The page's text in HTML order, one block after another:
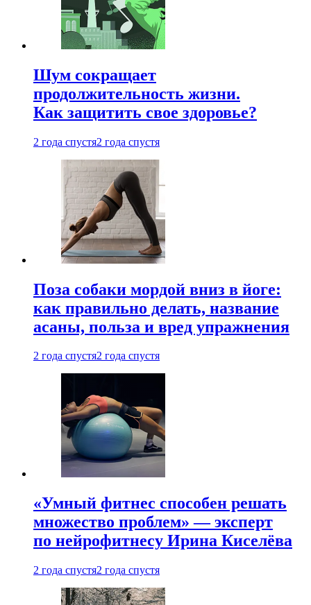
Шум сокращает
продолжительность жизни.
Как защитить свое здоровье?
2 года спустя2 года спустя
Поза собаки мордой вниз в йоге:
как правильно делать, название
асаны, польза и вред упражнения
2 года спустя2 года спустя
«Умный фитнес способен решать
множество проблем» — эксперт
по нейрофитнесу Ирина Киселёва
2 года спустя2 года спустя